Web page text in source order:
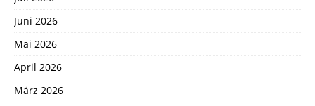
Juni 2026
Mai 2026
April 2026
März 2026